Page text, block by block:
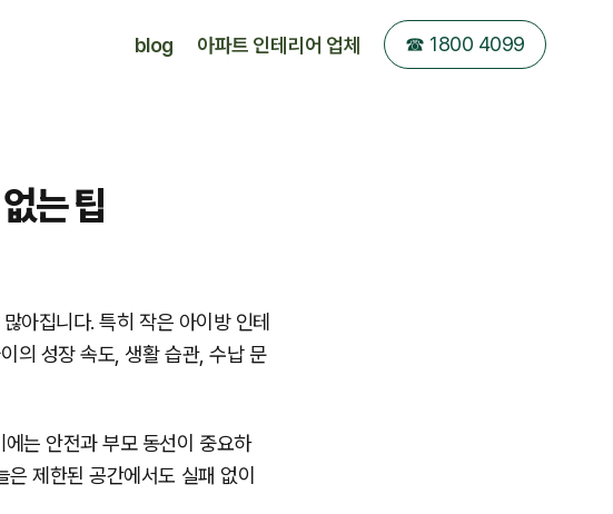
blog 아파트 인테리어 업체 ☎︎ 1800 4099
는 팁
아집니다. 특히 작은 아이방 인테
의 성장 속도, 생활 습관, 수납 문
는 안전과 부모 동선이 중요하
제한된 공간에서도 실패 없이